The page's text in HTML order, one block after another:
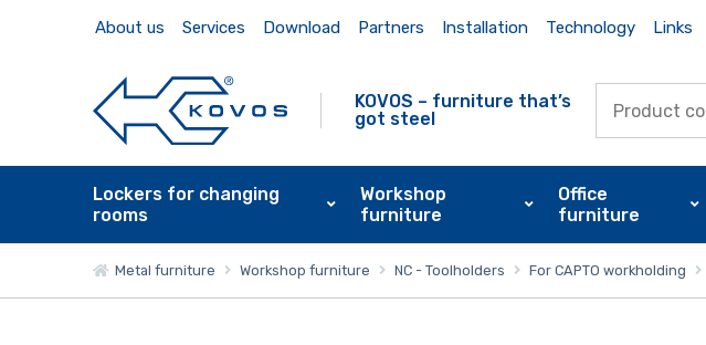
About us Services Download Partners Installation Technology Links
KOVOS – furniture that’s
got steel
Lockers for changing
rooms
Workshop
furniture
Office
furniture
Metal furniture Workshop furniture NC - Toolholders For CAPTO workholding